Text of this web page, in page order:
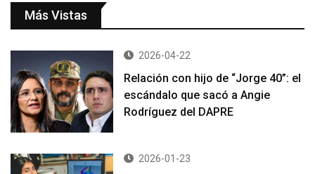
Más Vistas
2026-04-22
Relación con hijo de “Jorge 40”: el
escándalo que sacó a Angie
Rodríguez del DAPRE
2026-01-23